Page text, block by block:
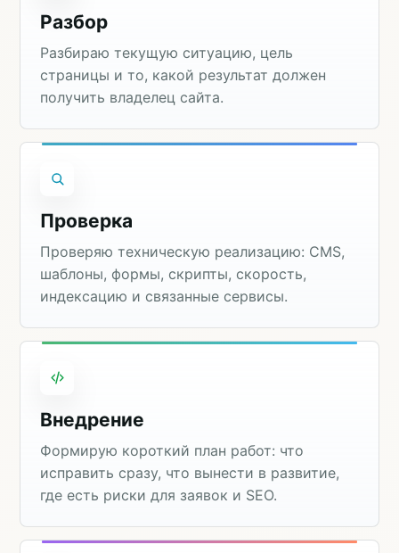
Разбор
Разбираю текущую ситуацию, цель
страницы и то, какой результат должен
получить владелец сайта.
Проверка
Проверяю техническую реализацию: CMS,
шаблоны, формы, скрипты, скорость,
индексацию и связанные сервисы.
Внедрение
Формирую короткий план работ: что
исправить сразу, что вынести в развитие,
где есть риски для заявок и SEO.